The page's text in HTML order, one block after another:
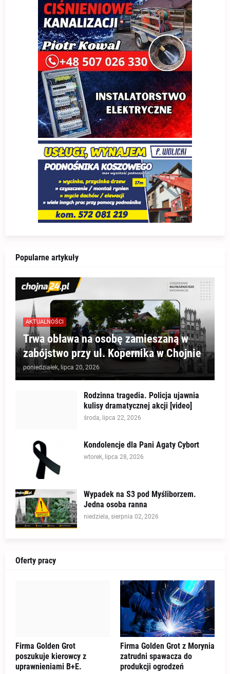
Popularne artykuły
AKTUALNOŚCI
Trwa obława na osobę zamieszaną w
zabójstwo przy ul. Kopernika w Chojnie
poniedziałek, lipca 20, 2026
Rodzinna tragedia. Policja ujawnia
kulisy dramatycznej akcji [video]
środa, lipca 22, 2026
Kondolencje dla Pani Agaty Cybort
wtorek, lipca 28, 2026
Wypadek na S3 pod Myśliborzem.
Jedna osoba ranna
niedziela, sierpnia 02, 2026
Oferty pracy
Firma Golden Grot
poszukuje kierowcy z
uprawnieniami B+E.
Firma Golden Grot z Morynia
zatrudni spawacza do
produkcji ogrodzeń